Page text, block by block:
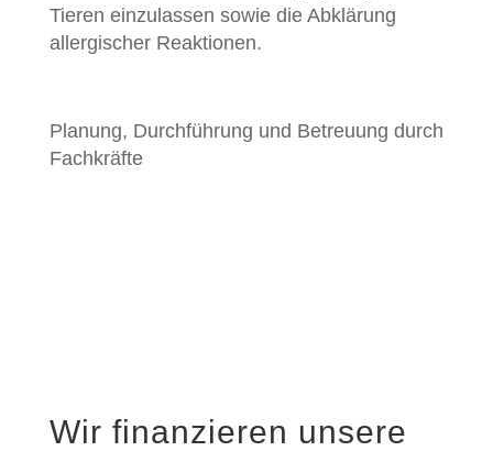
Tieren einzulassen sowie die Abklärung
allergischer Reaktionen.
Planung, Durchführung und Betreuung durch
Fachkräfte
Wir finanzieren unsere